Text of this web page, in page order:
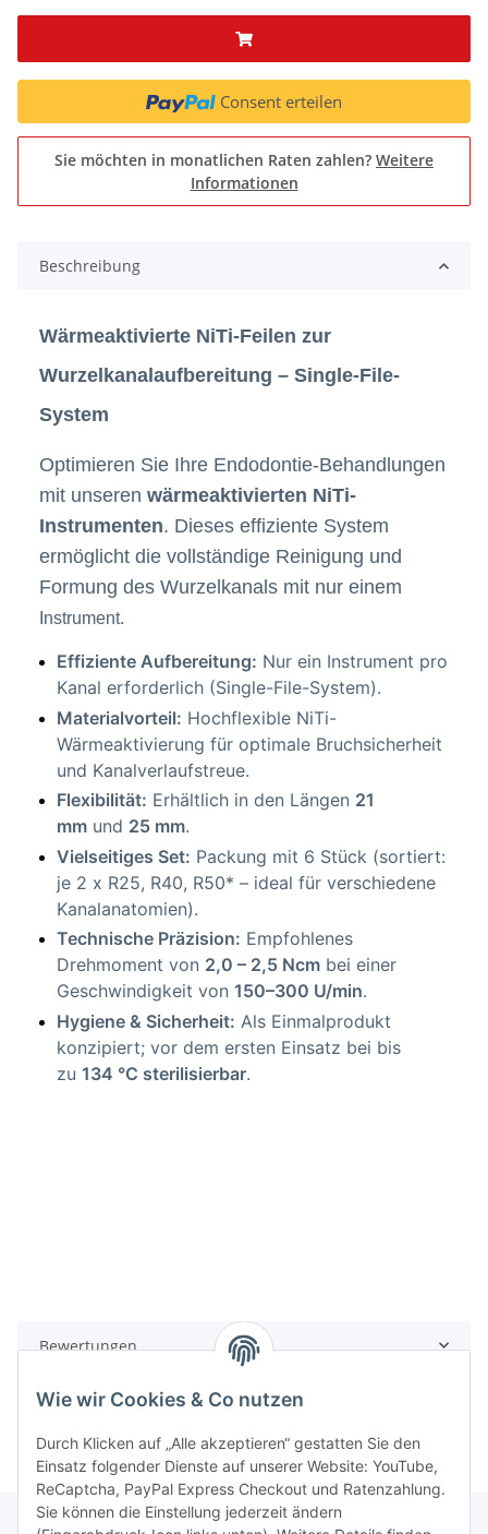
Consent erteilen
Sie möchten in monatlichen Raten zahlen? Weitere
Informationen
Beschreibung
Wärmeaktivierte NiTi-Feilen zur
Wurzelkanalaufbereitung – Single-File-
System
Optimieren Sie Ihre Endodontie-Behandlungen
mit unseren wärmeaktivierten NiTi-
Instrumenten. Dieses effiziente System
ermöglicht die vollständige Reinigung und
Formung des Wurzelkanals mit nur einem
Instrument.
Effiziente Aufbereitung: Nur ein Instrument pro
Kanal erforderlich (Single-File-System).
Materialvorteil: Hochflexible NiTi-
Wärmeaktivierung für optimale Bruchsicherheit
und Kanalverlaufstreue.
Flexibilität: Erhältlich in den Längen 21
mm und 25 mm.
Vielseitiges Set: Packung mit 6 Stück (sortiert:
je 2 x R25, R40, R50* – ideal für verschiedene
Kanalanatomien).
Technische Präzision: Empfohlenes
Drehmoment von 2,0 – 2,5 Ncm bei einer
Geschwindigkeit von150–300 U/min.
Hygiene & Sicherheit: Als Einmalprodukt
konzipiert; vor dem ersten Einsatz bei bis
zu134 °C sterilisierbar.
Bewertungen
Wie wir Cookies & Co nutzen
Durch Klicken auf „Alle akzeptieren“ gestatten Sie den
Einsatz folgender Dienste auf unserer Website: YouTube,
ReCaptcha, PayPal Express Checkout und Ratenzahlung.
Sie können die Einstellung jederzeit ändern